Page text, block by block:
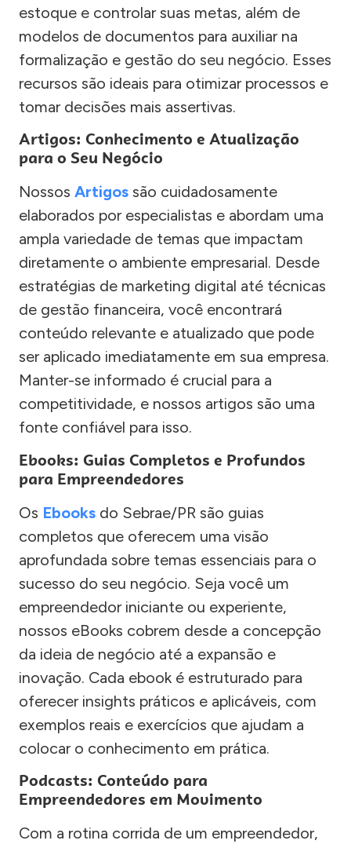
estoque e controlar suas metas, além de
modelos de documentos para auxiliar na
formalização e gestão do seu negócio. Esses
recursos são ideais para otimizar processos e
tomar decisões mais assertivas.
Artigos: Conhecimento e Atualização
para o Seu Negócio
Nossos Artigos são cuidadosamente
elaborados por especialistas e abordam uma
ampla variedade de temas que impactam
diretamente o ambiente empresarial. Desde
estratégias de marketing digital até técnicas
de gestão financeira, você encontrará
conteúdo relevante e atualizado que pode
ser aplicado imediatamente em sua empresa.
Manter-se informado é crucial para a
competitividade, e nossos artigos são uma
fonte confiável para isso.
Ebooks: Guias Completos e Profundos
para Empreendedores
Os Ebooks do Sebrae/PR são guias
completos que oferecem uma visão
aprofundada sobre temas essenciais para o
sucesso do seu negócio. Seja você um
empreendedor iniciante ou experiente,
nossos eBooks cobrem desde a concepção
da ideia de negócio até a expansão e
inovação. Cada ebook é estruturado para
oferecer insights práticos e aplicáveis, com
exemplos reais e exercícios que ajudam a
colocar o conhecimento em prática.
Podcasts: Conteúdo para
Empreendedores em Movimento
Com a rotina corrida de um empreendedor,